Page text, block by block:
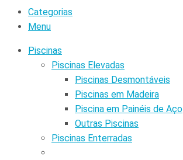
Categorias
Menu
Piscinas
Piscinas Elevadas
Piscinas Desmontáveis
Piscinas em Madeira
Piscina em Painéis de Aço
Outras Piscinas
Piscinas Enterradas